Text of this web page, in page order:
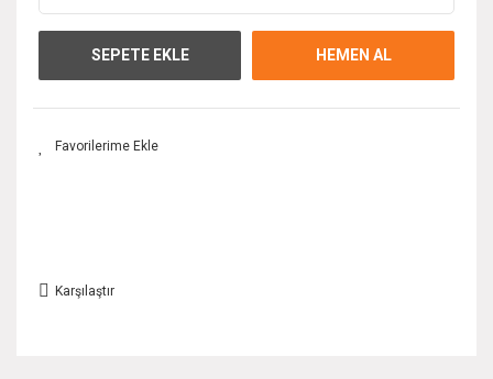
SEPETE EKLE HEMEN AL
Karşılaştır